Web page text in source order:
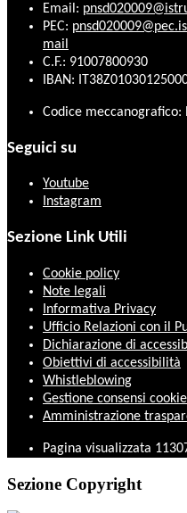
Email:
PEC:
mail
C.F.: 91007800930
IBAN:
Codice meccanografico:
Seguici su
Youtube
Instagram
Sezione Link Utili
Cookie policy
Note legali
Informativa Privacy
Ufficio Relazioni con il
Dichiarazione di
Obiettivi di accessibilità
Whistleblowing
Gestione consensi cookie
Amministrazione
Pagina visualizzata
Sezione Copyright